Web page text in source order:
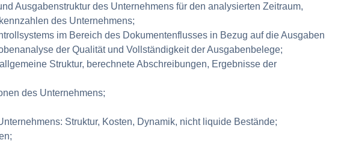
Ausgabenstruktur des Unternehmens für den analysierten Zeitraum,
des Unternehmens;
im Bereich des Dokumentenflusses in Bezug auf die Ausgaben
der Qualität und Vollständigkeit der Ausgabenbelege;
Struktur, berechnete Abschreibungen, Ergebnisse der
des Unternehmens;
Struktur, Kosten, Dynamik, nicht liquide Bestände;